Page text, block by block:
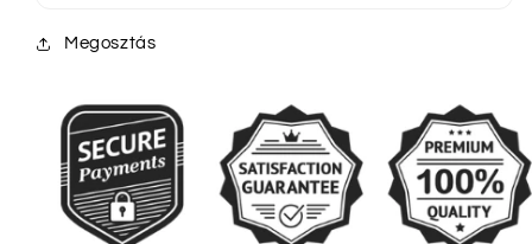
Megosztás